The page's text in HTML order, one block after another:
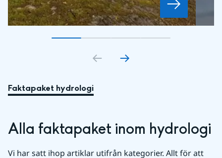
Gå till bildkort1
Gå till bildkort2
Gå till bildkort3
Gå till bildkort
Faktapaket hydrologi
Alla faktapaket inom hydrologi
Vi har satt ihop artiklar utifrån kategorier. Allt för att